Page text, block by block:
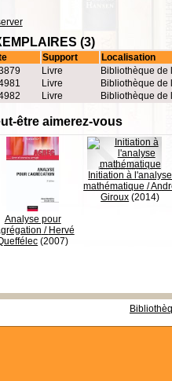
(3)
Support
Localisation
Livre
Bibliothèque de
Livre
Bibliothèque de
Livre Bibliothèque de
être aimerez-vous
Analyse pour
/ Hervé
(2007)
Initiation à l'analyse
mathématique /
Giroux (2014)